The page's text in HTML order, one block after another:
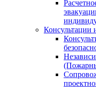
Консультации